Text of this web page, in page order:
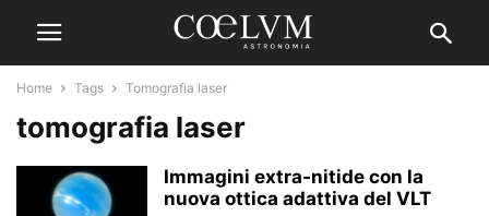
Home Tags Tomografia laser
tomografia laser
Immagini extra-nitide con la
nuova ottica adattiva del VLT